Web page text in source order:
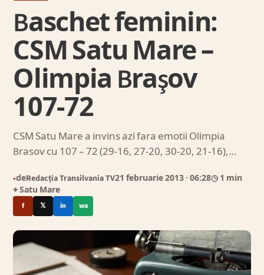
Baschet feminin:
CSM Satu Mare –
Olimpia Braşov
107-72
CSM Satu Mare a invins azi fara emotii Olimpia
Brasov cu 107 – 72 (29-16, 27-20, 30-20, 21-16),…
●deRedacția Transilvania TV21 februarie 2013 · 06:28◷ 1 min
⌖ Satu Mare
f 𝕏 in wa